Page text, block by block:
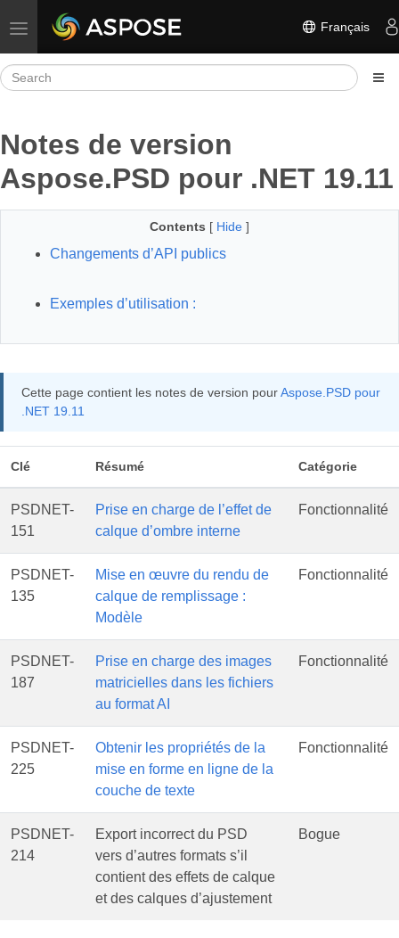
Toggle navigation Français
Notes de version
Aspose.PSD pour .NET 19.11
Contents [ Hide ]
Changements d’API publics
Exemples d’utilisation :
Cette page contient les notes de version pourAspose.PSD pour
.NET 19.11
Clé Résumé Catégorie
PSDNET-
151
Prise en charge de l’effet de
calque d’ombre interne
Fonctionnalité
PSDNET-
135
Mise en œuvre du rendu de
calque de remplissage :
Modèle
Fonctionnalité
PSDNET-
187
Prise en charge des images
matricielles dans les fichiers
au format AI
Fonctionnalité
PSDNET-
225
Obtenir les propriétés de la
mise en forme en ligne de la
couche de texte
Fonctionnalité
PSDNET-
214
Export incorrect du PSD
vers d’autres formats s’il
contient des effets de calque
et des calques d’ajustement
Bogue